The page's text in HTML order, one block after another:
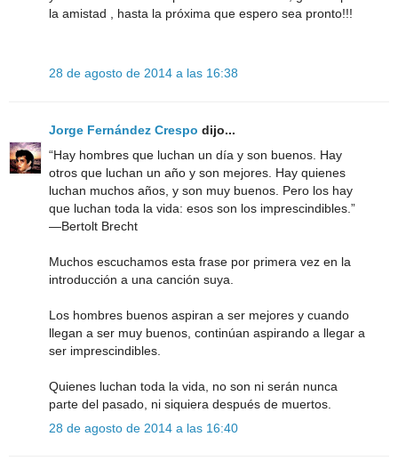
la amistad , hasta la próxima que espero sea pronto!!!
28 de agosto de 2014 a las 16:38
Jorge Fernández Crespo dijo...
“Hay hombres que luchan un día y son buenos. Hay
otros que luchan un año y son mejores. Hay quienes
luchan muchos años, y son muy buenos. Pero los hay
que luchan toda la vida: esos son los imprescindibles.”
―Bertolt Brecht
Muchos escuchamos esta frase por primera vez en la
introducción a una canción suya.
Los hombres buenos aspiran a ser mejores y cuando
llegan a ser muy buenos, continúan aspirando a llegar a
ser imprescindibles.
Quienes luchan toda la vida, no son ni serán nunca
parte del pasado, ni siquiera después de muertos.
28 de agosto de 2014 a las 16:40